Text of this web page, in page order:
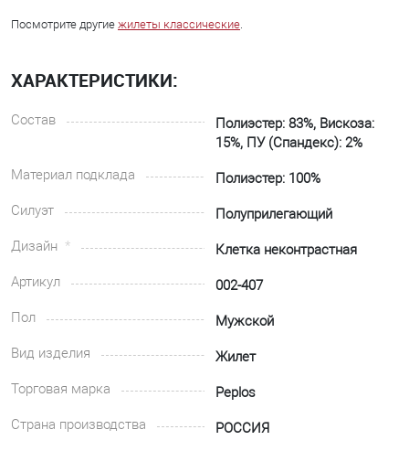
Посмотрите другие жилеты классические.
ХАРАКТЕРИСТИКИ:
Состав
Полиэстер: 83%, Вискоза:
15%, ПУ (Спандекс): 2%
Материал подклада
Полиэстер: 100%
Силуэт
Полуприлегающий
Дизайн
Клетка неконтрастная
Артикул
002-407
Пол
Мужской
Вид изделия
Жилет
Торговая марка
Peplos
Страна производства
РОССИЯ